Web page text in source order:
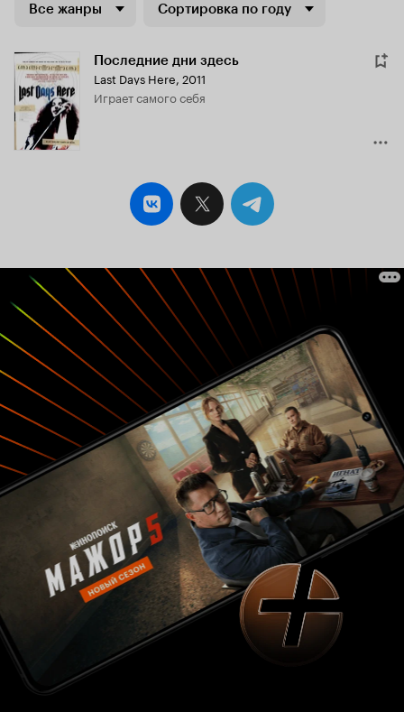
Все жанры Сортировка по году
Последние дни здесь
Last Days Here, 2011
играет самого себя